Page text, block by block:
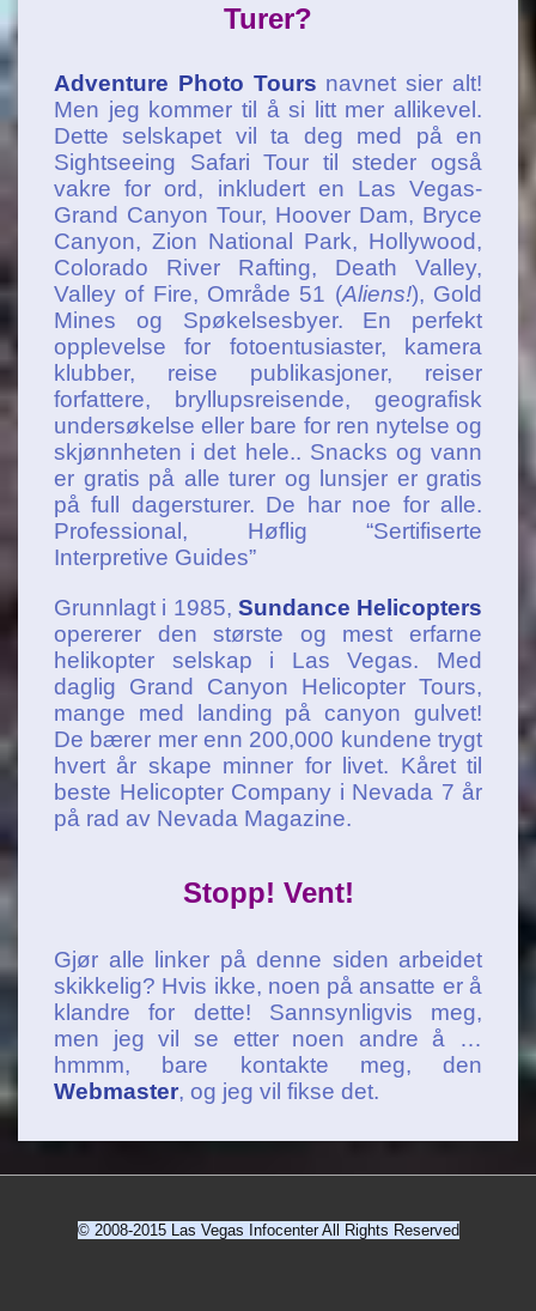
Turer?
Adventure Photo Tours navnet sier alt!
Men jeg kommer til å si litt mer allikevel.
Dette selskapet vil ta deg med på en
Sightseeing Safari Tour til steder også
vakre for ord, inkludert en Las Vegas-
Grand Canyon Tour, Hoover Dam, Bryce
Canyon, Zion National Park, Hollywood,
Colorado River Rafting, Death Valley,
Valley of Fire, Område 51 (Aliens!), Gold
Mines og Spøkelsesbyer. En perfekt
opplevelse for fotoentusiaster, kamera
klubber, reise publikasjoner, reiser
forfattere, bryllupsreisende, geografisk
undersøkelse eller bare for ren nytelse og
skjønnheten i det hele.. Snacks og vann
er gratis på alle turer og lunsjer er gratis
på full dagersturer. De har noe for alle.
Professional, Høflig “Sertifiserte
Interpretive Guides”
Grunnlagt i 1985, Sundance Helicopters
opererer den største og mest erfarne
helikopter selskap i Las Vegas. Med
daglig Grand Canyon Helicopter Tours,
mange med landing på canyon gulvet!
De bærer mer enn 200,000 kundene trygt
hvert år skape minner for livet. Kåret til
beste Helicopter Company i Nevada 7 år
på rad av Nevada Magazine.
Stopp! Vent!
Gjør alle linker på denne siden arbeidet
skikkelig? Hvis ikke, noen på ansatte er å
klandre for dette! Sannsynligvis meg,
men jeg vil se etter noen andre å …
hmmm, bare kontakte meg, den
Webmaster, og jeg vil fikse det.
© 2008-2015 Las Vegas Infocenter All Rights Reserved